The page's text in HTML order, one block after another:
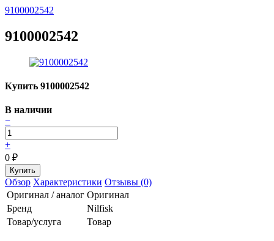
9100002542
9100002542
Купить 9100002542
В наличии
−
+
0 ₽
Обзор Характеристики Отзывы (0)
Оригинал / аналог Оригинал
Бренд
Nilfisk
Товар/услуга
Товар